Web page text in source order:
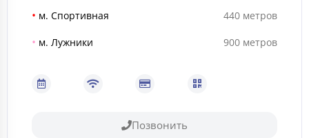
• м. Спортивная
• м. Лужники
440 метров
900 метров
Позвонить